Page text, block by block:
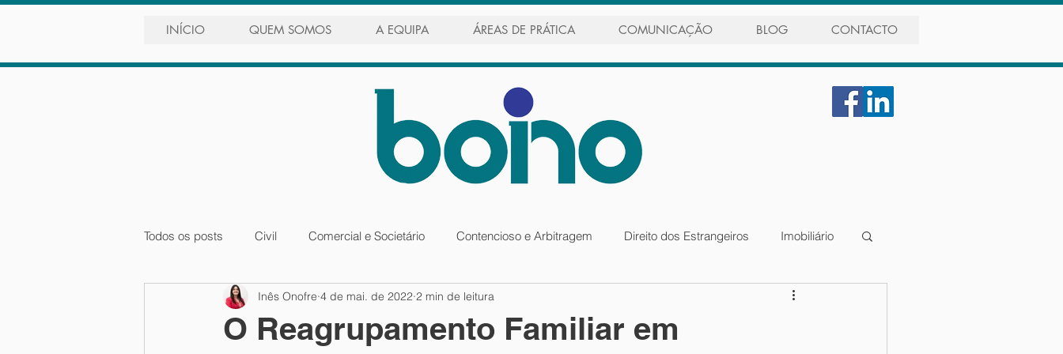
INÍCIO QUEM SOMOS A EQUIPA ÁREAS DE PRÁTICA COMUNICAÇÃO BLOG CONTACTO
Todos os posts Civil Comercial e Societário Contencioso e Arbitragem Direito dos Estrangeiros Imobiliário
Laboral e Fiscal Prática Internacional Público
O Reagrupamento Familiar em
Inês Onofre 4 de mai. de 2022 2 min de leitura